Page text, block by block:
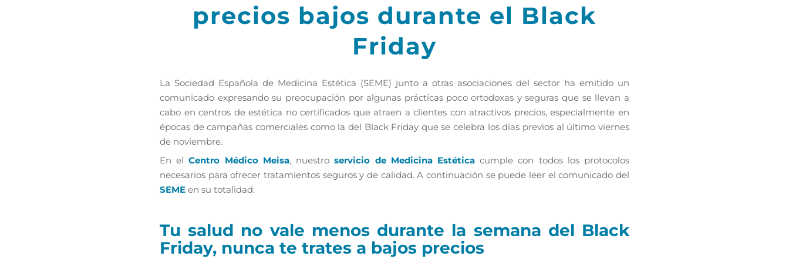
precios bajos durante el Black
Friday
La Sociedad Española de Medicina Estética (SEME) junto a otras asociaciones del sector ha emitido un
comunicado expresando su preocupación por algunas prácticas poco ortodoxas y seguras que se llevan a
cabo en centros de estética no certificados que atraen a clientes con atractivos precios, especialmente en
épocas de campañas comerciales como la del Black Friday que se celebra los días previos al último viernes
de noviembre.
En elCentro Médico Meisa, nuestroservicio de Medicina Estéticacumple con todos los protocolos
necesarios para ofrecer tratamientos seguros y de calidad. A continuación se puede leer el comunicado del
SEME en su totalidad:
Tu salud no vale menos durante la semana del Black
Friday, nunca te trates a bajos precios